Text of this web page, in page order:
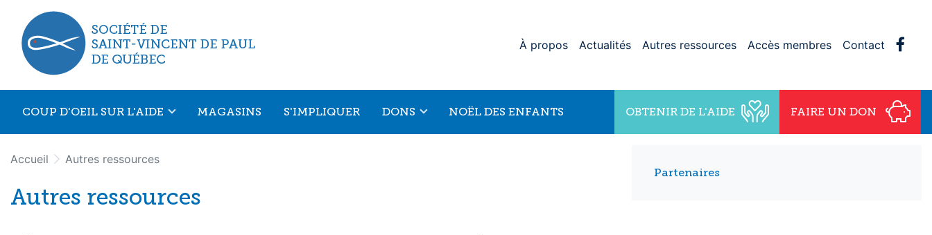
Aller au menu principal
Aller au contenu principal
À propos Actualités Autres ressources Accès membres Contact
COUP D'OEIL SUR L'AIDE MAGASINS S'IMPLIQUER DONS NOËL DES ENFANTS OBTENIR DE L'AIDE FAIRE UN DON
Accueil Autres ressources
Autres ressources
Partenaires